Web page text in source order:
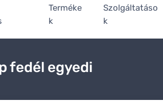
Terméke
k
Szolgáltatáso
k
fedél egyedi